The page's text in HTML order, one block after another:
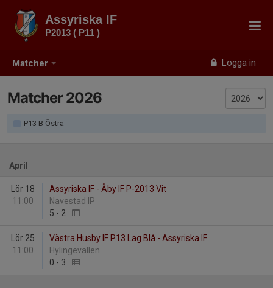
Matcher Logga in
Assyriska IF
P2013 ( P11 )
Matcher 2026
P13 B Östra
April
Lör 18
11:00
Assyriska IF - Åby IF P-2013 Vit
Navestad IP
5 - 2
Lör 25
11:00
Västra Husby IF P13 Lag Blå - Assyriska IF
Hylingevallen
0 - 3